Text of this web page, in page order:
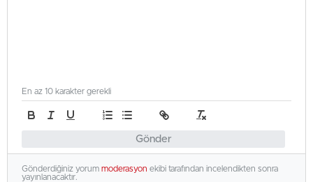
Gönder
En az 10 karakter gerekli
Gönderdiğiniz yorum moderasyon ekibi tarafından incelendikten sonra
yayınlanacaktır.